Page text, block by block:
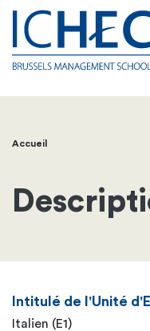
Fil
d'Ariane
Accueil
Intitulé de l'Unité
Italien (E1)